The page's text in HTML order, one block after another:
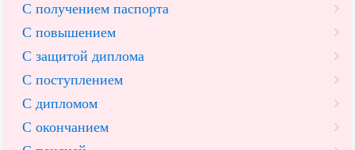
С получением паспорта
С повышением
С защитой диплома
С поступлением
С дипломом
С окончанием